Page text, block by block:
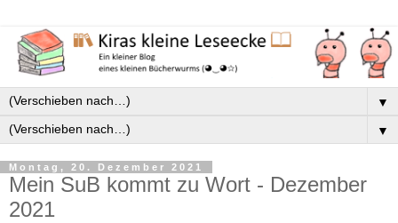
▼
▼
Montag, 20. Dezember 2021
Mein SuB kommt zu Wort - Dezember
2021